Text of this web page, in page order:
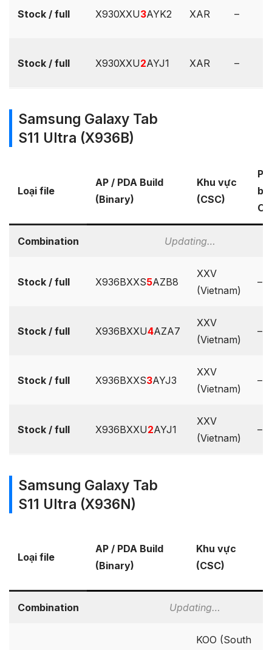
Stock / full X930XXU3AYK2 XAR –
Stock / full X930XXU2AYJ1 XAR –
Samsung Galaxy Tab
S11 Ultra (X936B)
Loại file
AP / PDA Build
(Binary)
Khu vực
(CSC)
OS
Combination Updating…
Stock / full X936BXXS5AZB8
XXV
(Vietnam)
–
Stock / full X936BXXU4AZA7
XXV
(Vietnam)
–
Stock / full X936BXXS3AYJ3
XXV
(Vietnam)
–
Stock / full X936BXXU2AYJ1
XXV
(Vietnam)
–
Samsung Galaxy Tab
S11 Ultra (X936N)
Loại file
AP / PDA Build
(Binary)
Khu vực
(CSC)
Combination Updating…
KOO (South